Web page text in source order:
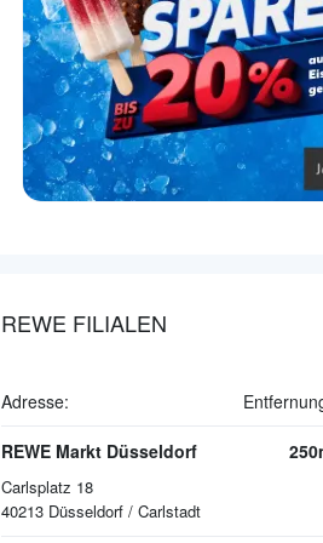
REWE FILIALEN
Adresse:
REWE Markt Düsseldorf
Carlsplatz 18
40213 Düsseldorf / Carlstadt